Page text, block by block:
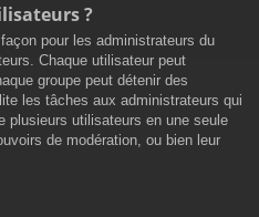
?
pour les administrateurs du
Chaque utilisateur peut
groupe peut détenir des
les tâches aux administrateurs qui
plusieurs utilisateurs en une seule
de modération, ou bien leur